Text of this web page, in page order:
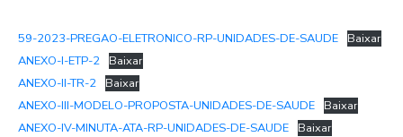
59-2023-PREGAO-ELETRONICO-RP-UNIDADES-DE-SAUDE
Baixar
ANEXO-I-ETP-2
Baixar
ANEXO-II-TR-2
Baixar
ANEXO-III-MODELO-PROPOSTA-UNIDADES-DE-SAUDE
Baixar
ANEXO-IV-MINUTA-ATA-RP-UNIDADES-DE-SAUDE
Baixar